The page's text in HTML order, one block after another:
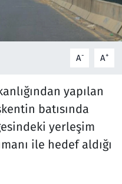
A- A+
yapılan
batısında
yerleşim
ile hedef aldığı